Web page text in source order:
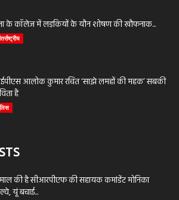
के कॉलेज में लड़कियों के यौन शोषण की खौफनाक...
आलोक कुमार रचित ‘साझे लमहों की महक’ सबकी
है
की है सीआरपीएफ की सहायक कमांडेंट मोनिका
यूं बचाई...